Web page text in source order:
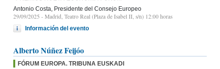
Antonio Costa, Presidente del Consejo Europeo
29/09/2025 - Madrid, Teatro Real (Plaza de Isabel II, s/n) 12:00 horas
Información del evento
Alberto Núñez Feijóo
FÓRUM EUROPA. TRIBUNA EUSKADI